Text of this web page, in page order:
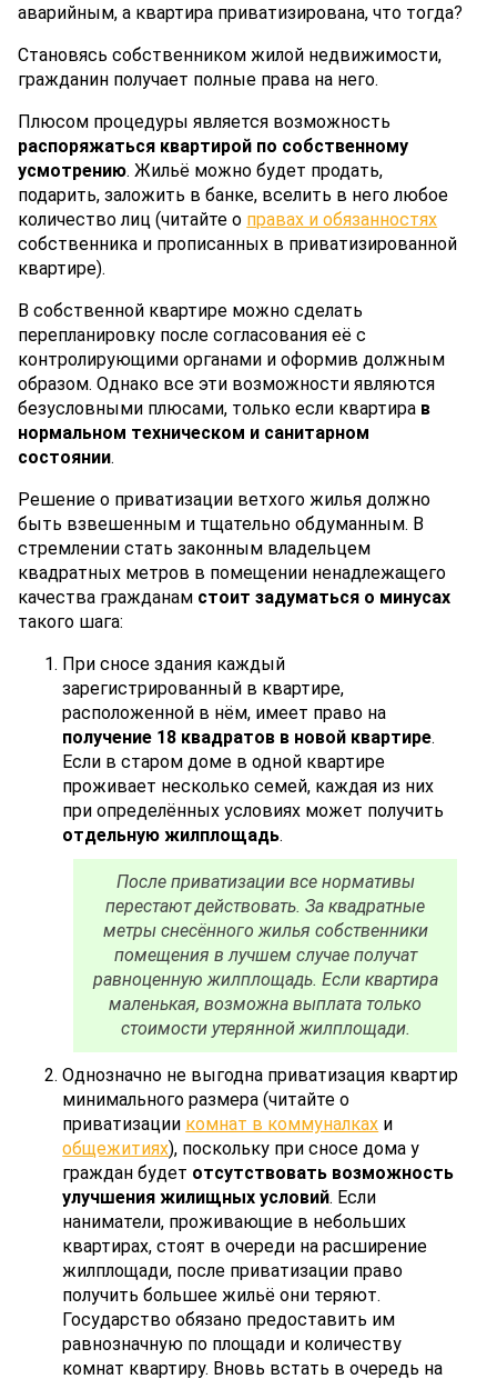
аварийным, а квартира приватизирована, что тогда?
Становясь собственником жилой недвижимости,
гражданин получает полные права на него.
Плюсом процедуры является возможность
распоряжаться квартирой по собственному
усмотрению. Жильё можно будет продать,
подарить, заложить в банке, вселить в него любое
количество лиц (читайте о правах и обязанностях
собственника и прописанных в приватизированной
квартире).
В собственной квартире можно сделать
перепланировку после согласования её с
контролирующими органами и оформив должным
образом. Однако все эти возможности являются
безусловными плюсами, только если квартира в
нормальном техническом и санитарном
состоянии.
Решение о приватизации ветхого жилья должно
быть взвешенным и тщательно обдуманным. В
стремлении стать законным владельцем
квадратных метров в помещении ненадлежащего
качества гражданам стоит задуматься о минусах
такого шага:
При сносе здания каждый
зарегистрированный в квартире,
расположенной в нём, имеет право на
получение 18 квадратов в новой квартире.
Если в старом доме в одной квартире
проживает несколько семей, каждая из них
при определённых условиях может получить
отдельную жилплощадь.
После приватизации все нормативы
перестают действовать. За квадратные
метры снесённого жилья собственники
помещения в лучшем случае получат
равноценную жилплощадь. Если квартира
маленькая, возможна выплата только
стоимости утерянной жилплощади.
Однозначно не выгодна приватизация квартир
минимального размера (читайте о
приватизации комнат в коммуналках и
общежитиях), поскольку при сносе дома у
граждан будет отсутствовать возможность
улучшения жилищных условий. Если
наниматели, проживающие в небольших
квартирах, стоят в очереди на расширение
жилплощади, после приватизации право
получить большее жильё они теряют.
Государство обязано предоставить им
равнозначную по площади и количеству
комнат квартиру. Вновь встать в очередь на